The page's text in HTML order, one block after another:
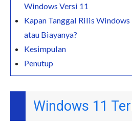
Windows Versi 11
Kapan Tanggal Rilis
atau Biayanya?
Kesimpulan
Penutup
Windows 11